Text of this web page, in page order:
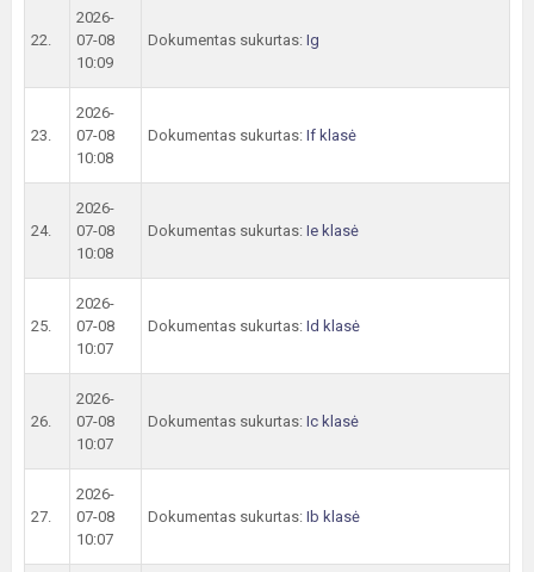
22.
2026-
07-08
10:09
Dokumentas sukurtas: Ig
23.
2026-
07-08
10:08
Dokumentas sukurtas: If klasė
24.
2026-
07-08
10:08
Dokumentas sukurtas: Ie klasė
25.
2026-
07-08
10:07
Dokumentas sukurtas: Id klasė
26.
2026-
07-08
10:07
Dokumentas sukurtas: Ic klasė
27.
2026-
07-08
10:07
Dokumentas sukurtas: Ib klasė